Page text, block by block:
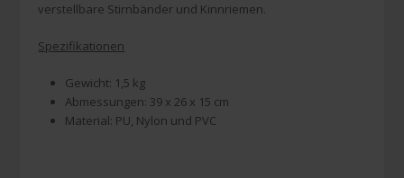
verstellbare Stirnbänder und Kinnriemen.
Spezifikationen
Gewicht: 1,5 kg
Abmessungen: 39 x 26 x 15 cm
Material: PU, Nylon und PVC